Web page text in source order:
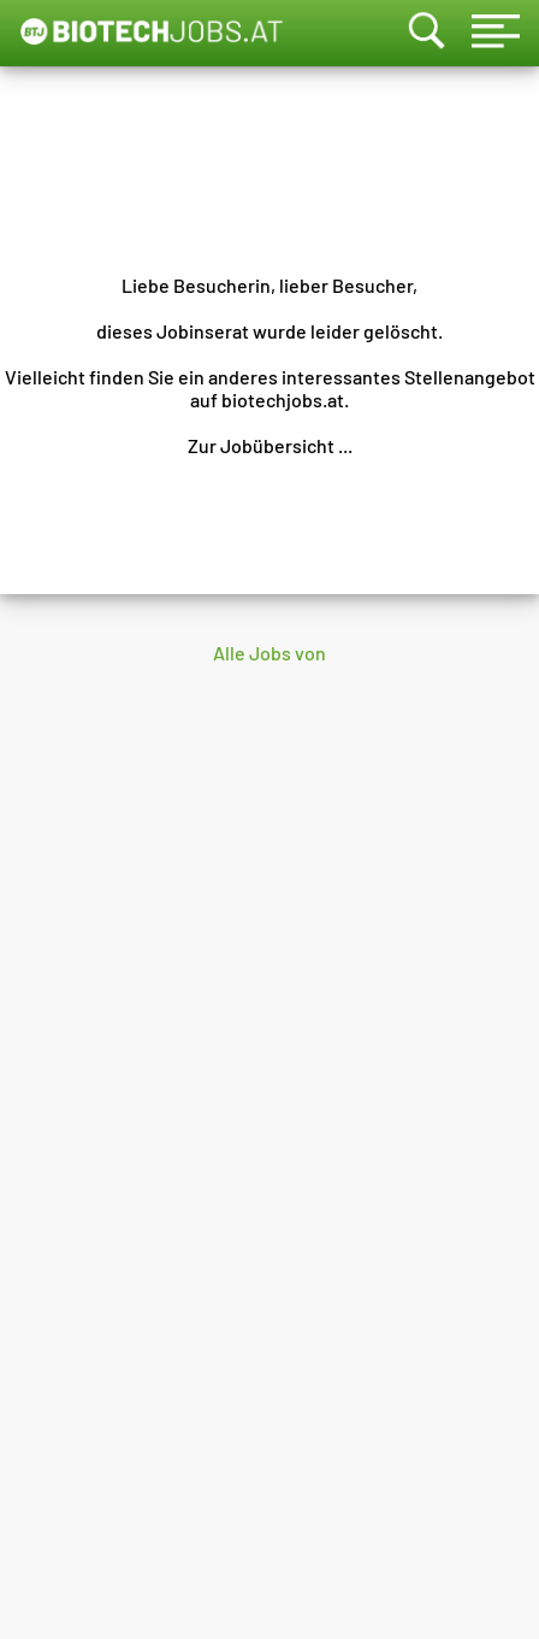
Liebe Besucherin, lieber Besucher,
dieses Jobinserat wurde leider gelöscht.
Vielleicht finden Sie ein anderes interessantes Stellenangebot
auf biotechjobs.at.
Zur Jobübersicht ...
Alle Jobs von